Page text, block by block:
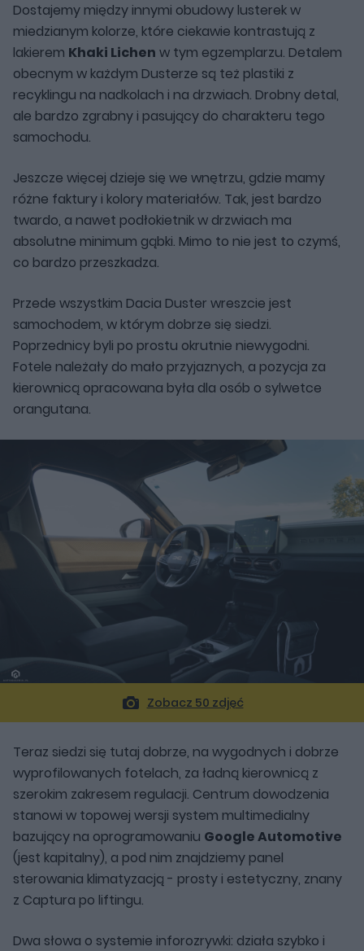
Dostajemy między innymi obudowy lusterek w
miedzianym kolorze, które ciekawie kontrastują z
lakierem Khaki Lichen w tym egzemplarzu. Detalem
obecnym w każdym Dusterze są też plastiki z
recyklingu na nadkolach i na drzwiach. Drobny detal,
ale bardzo zgrabny i pasujący do charakteru tego
samochodu.
Jeszcze więcej dzieje się we wnętrzu, gdzie mamy
różne faktury i kolory materiałów. Tak, jest bardzo
twardo, a nawet podłokietnik w drzwiach ma
absolutne minimum gąbki. Mimo to nie jest to czymś,
co bardzo przeszkadza.
Przede wszystkim Dacia Duster wreszcie jest
samochodem, w którym dobrze się siedzi.
Poprzednicy byli po prostu okrutnie niewygodni.
Fotele należały do mało przyjaznych, a pozycja za
kierownicą opracowana była dla osób o sylwetce
orangutana.
Zobacz 50 zdjęć
Teraz siedzi się tutaj dobrze, na wygodnych i dobrze
wyprofilowanych fotelach, za ładną kierownicą z
szerokim zakresem regulacji. Centrum dowodzenia
stanowi w topowej wersji system multimedialny
bazujący na oprogramowaniu Google Automotive
(jest kapitalny), a pod nim znajdziemy panel
sterowania klimatyzacją - prosty i estetyczny, znany
z Captura po liftingu.
Dwa słowa o systemie inforozrywki: działa szybko i